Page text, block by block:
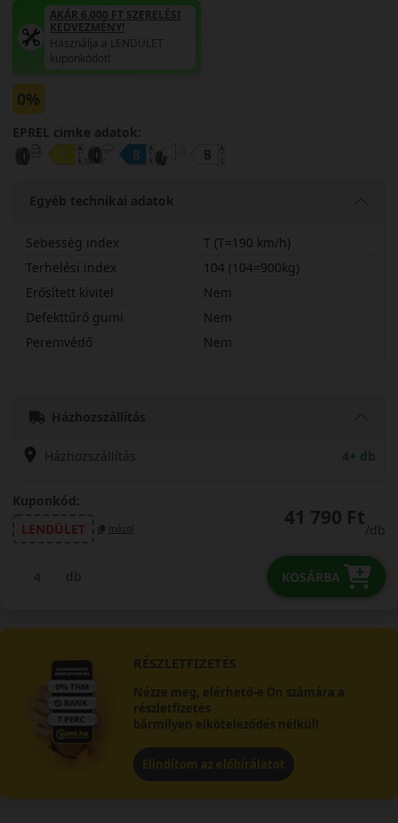
AKÁR 6.000 FT SZERELÉSI
KEDVEZMÉNY!
Használja a LENDÜLET
kuponkódot!
0%
EPREL cimke adatok:
Egyéb technikai adatok
Sebesség index
T (T=190 km/h)
Terhelési index
104 (104=900kg)
Erősített kivitel
Nem
Defekttűrő gumi
Nem
Peremvédő
Nem
Házhozszállítás
Házhozszállítás 4+ db
Kuponkód:
LENDÜLET
másol 41 790 Ft
/db
db KOSÁRBA
RÉSZLETFIZETÉS
Nézze meg, elérhető-e Ön számára a
részletfizetés
bármilyen elköteleződés nélkül!
Elindítom az előbírálatot